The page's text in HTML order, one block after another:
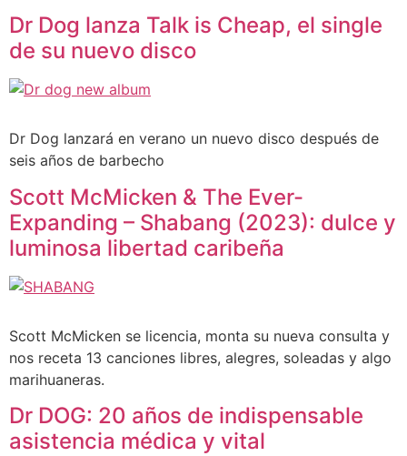
Dr Dog lanza Talk is Cheap, el single
de su nuevo disco
Dr Dog lanzará en verano un nuevo disco después de
seis años de barbecho
Scott McMicken & The Ever-
Expanding – Shabang (2023): dulce y
luminosa libertad caribeña
Scott McMicken se licencia, monta su nueva consulta y
nos receta 13 canciones libres, alegres, soleadas y algo
marihuaneras.
Dr DOG: 20 años de indispensable
asistencia médica y vital